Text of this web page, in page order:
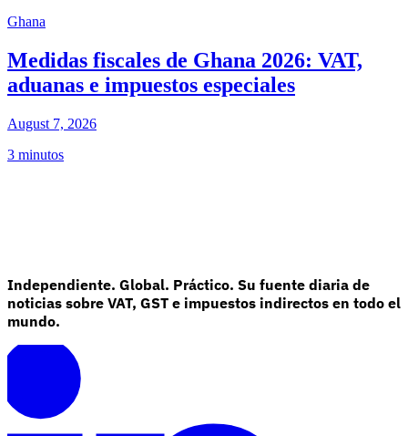
Ghana
Medidas fiscales de Ghana 2026: VAT,
aduanas e impuestos especiales
August 7, 2026
3 minutos
Independiente. Global. Práctico. Su fuente diaria de
noticias sobre VAT, GST e impuestos indirectos en todo el
mundo.